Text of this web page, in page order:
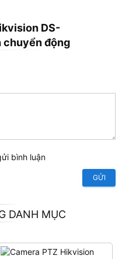
DS-
chuyển động
bình luận
GỬI
DANH MỤC